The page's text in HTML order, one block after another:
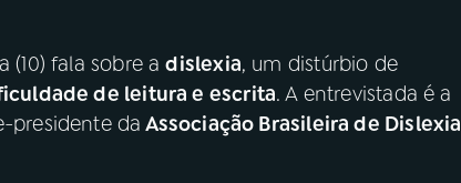
(10) fala sobre adislexia, um distúrbio de
de leitura e escrita. A entrevistada é a
presidente da Associação Brasileira de Dislexia